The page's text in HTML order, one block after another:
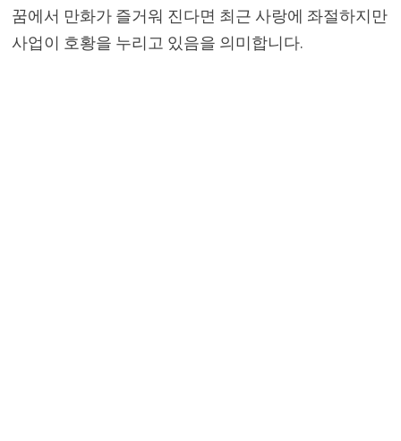
꿈에서 만화가 즐거워 진다면 최근 사랑에 좌절하지만
사업이 호황을 누리고 있음을 의미합니다.